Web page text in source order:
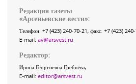
Редакция газеты
«Арсеньевские вести»:
Телефон: +7 (423) 240-70-21, факс: +7 (423)
E-mail: av@arsvest.ru
Редактор:
Ирина Георгиевна Гребнёва,
E-mail: editor@arsvest.ru